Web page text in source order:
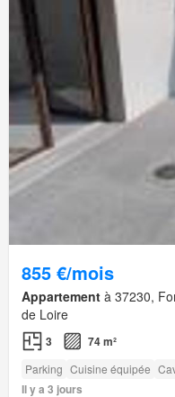
855 €/mois
Appartement à 37230,
de Loire
3 74 m²
Parking Cuisine équipée
Il y a 3 jours